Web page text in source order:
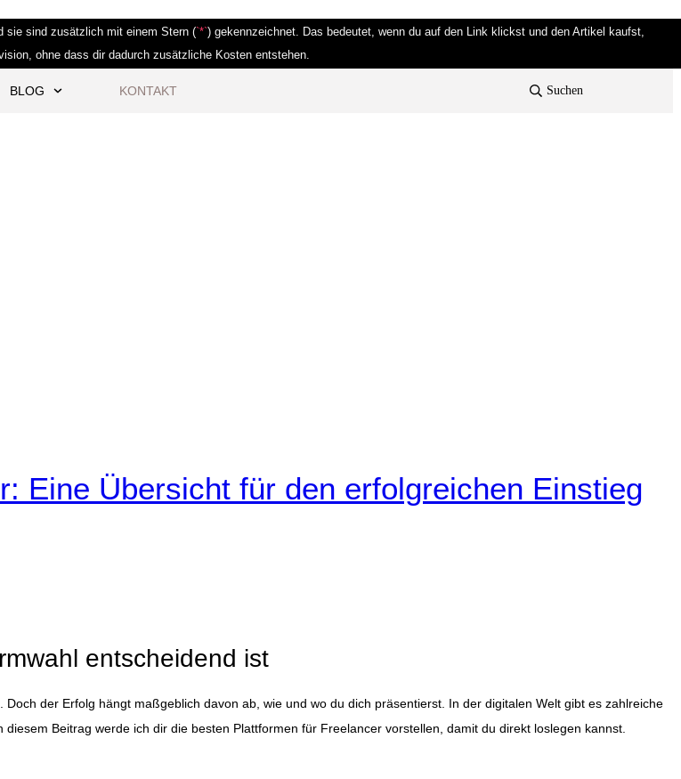
sie sind zusätzlich mit einem Stern (`*`) gekennzeichnet. Das bedeutet, wenn du auf den Link klickst und den Artikel kaufst,
ohne dass dir dadurch zusätzliche Kosten entstehen.
BLOG KONTAKT Suchen
Eine Übersicht für den erfolgreichen Einstieg
entscheidend ist
der Erfolg hängt maßgeblich davon ab, wie und wo du dich präsentierst. In der digitalen Welt gibt es zahlreiche
Beitrag werde ich dir die besten Plattformen für Freelancer vorstellen, damit du direkt loslegen kannst.